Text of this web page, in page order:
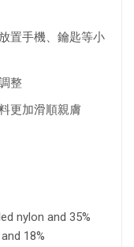
置手機、鑰匙等小
整
更加滑順親膚
nylon and 35%
18%